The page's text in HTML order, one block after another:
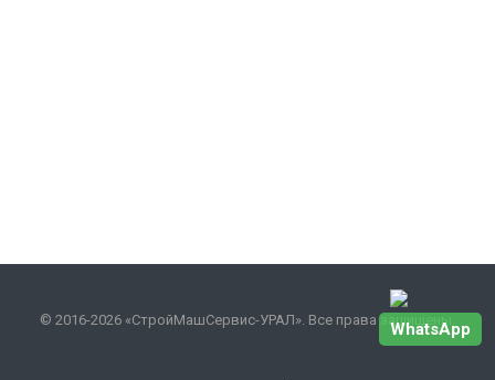
© 2016-2026 «СтройМашСервис-УРАЛ». Все права защищены.
WhatsApp